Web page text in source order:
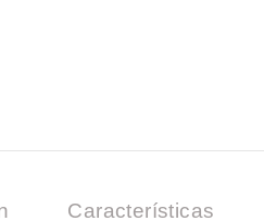
Características